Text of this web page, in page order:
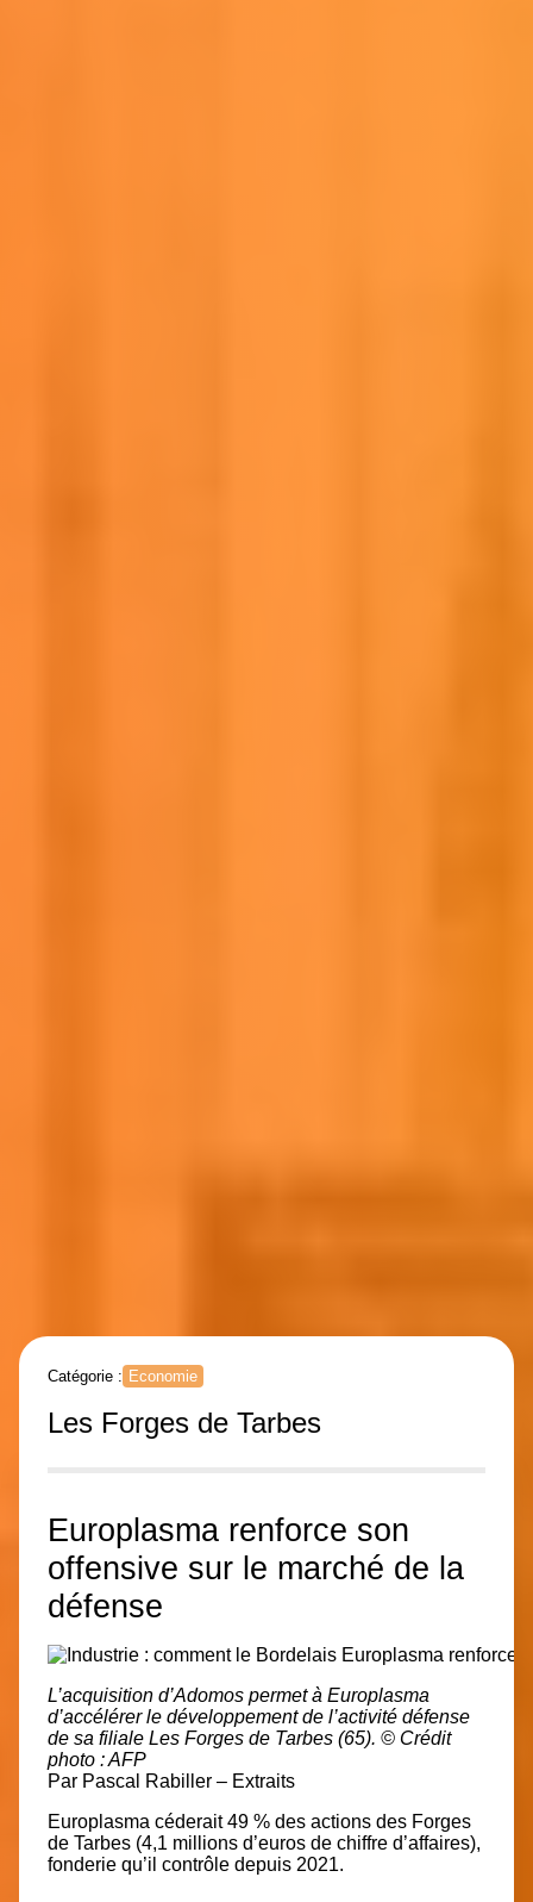
Catégorie : Economie
Les Forges de Tarbes
Europlasma renforce son
offensive sur le marché de la
défense
L’acquisition d’Adomos permet à Europlasma
d’accélérer le développement de l’activité défense
de sa filiale Les Forges de Tarbes (65). © Crédit
photo : AFP
Par Pascal Rabiller – Extraits
Europlasma céderait 49 % des actions des Forges
de Tarbes (4,1 millions d’euros de chiffre d’affaires),
fonderie qu’il contrôle depuis 2021.